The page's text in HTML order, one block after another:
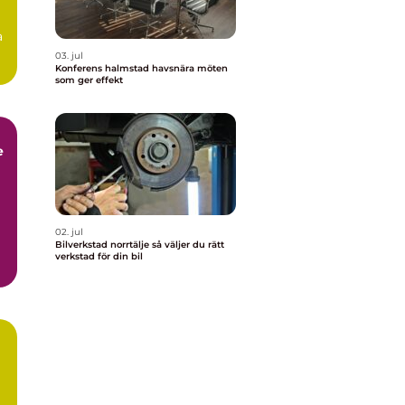
03. jul
Konferens halmstad havsnära möten
som ger effekt
02. jul
Bilverkstad norrtälje så väljer du rätt
verkstad för din bil